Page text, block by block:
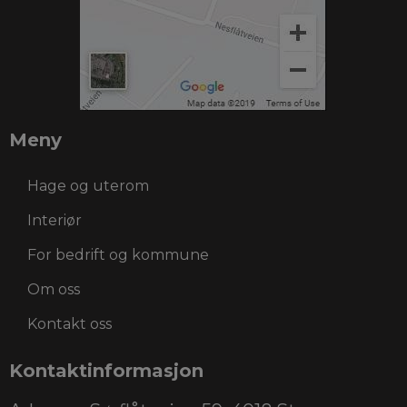
Kontaktinformasjon
Meny
Hage og uterom
Interiør
For bedrift og kommune
Om oss
Kontakt oss